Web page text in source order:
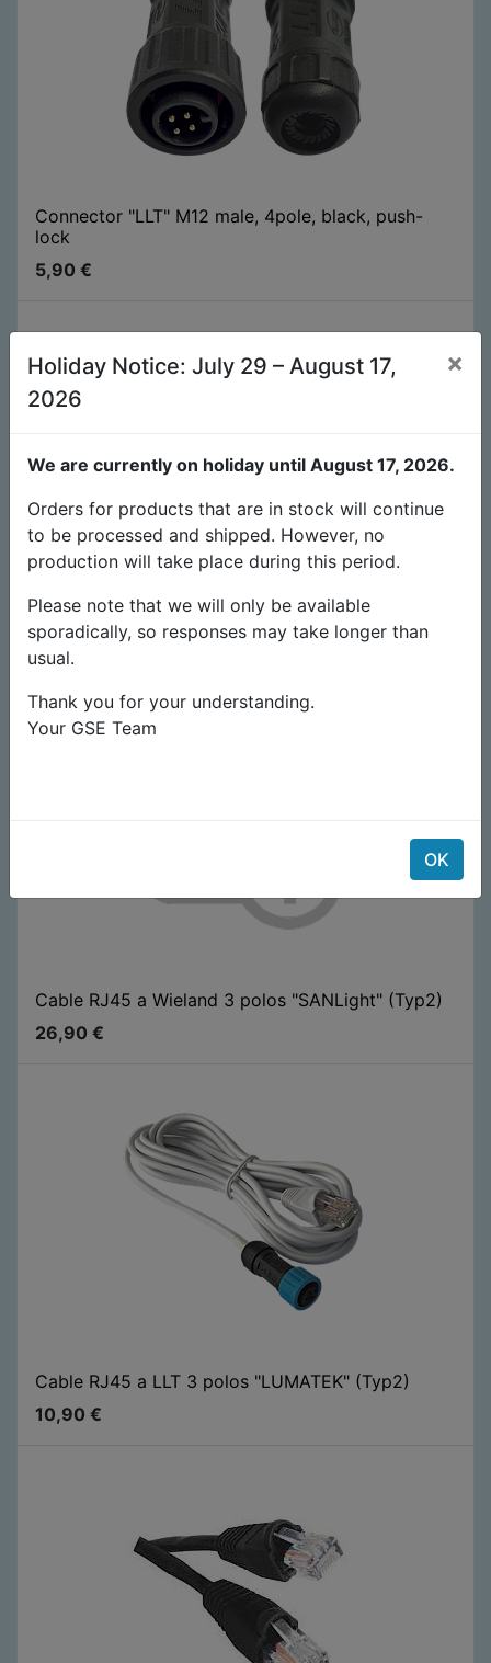
Connector "LLT" M12 male, 4pole, black, push-
lock
5,90 €
Cable RJ45 a RJ11 (Tipo 2)
6,90
Cable RJ45 a Wieland 3 polos "SANLight" (Typ2)
26,90 €
Cable RJ45 a LLT 3 polos "LUMATEK" (Typ2)
10,90 €
Holiday Notice: July 29 – August 17,
2026
×
We are currently on holiday until August 17, 2026.
Orders for products that are in stock will continue
to be processed and shipped. However, no
production will take place during this period.
Please note that we will only be available
sporadically, so responses may take longer than
usual.
Thank you for your understanding.
Your GSE Team
OK